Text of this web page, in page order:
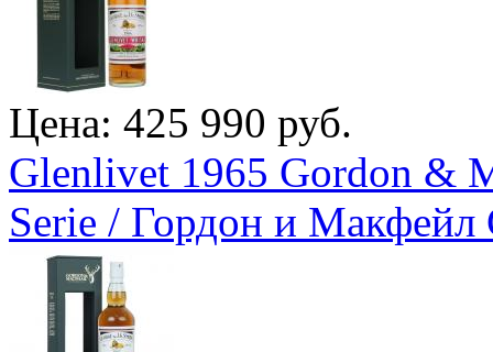
Цена: 425 990 руб.
Glenlivet 1965 Gordon &
Serie / Гордон и Макфейл